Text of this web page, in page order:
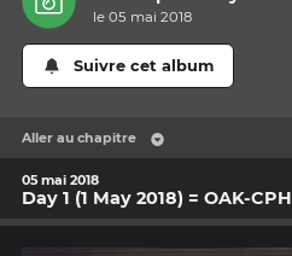
le 05 mai 2018
Suivre cet album
Aller au chapitre
05 mai 2018
Day 1 (1 May 2018) = OAK-CPH